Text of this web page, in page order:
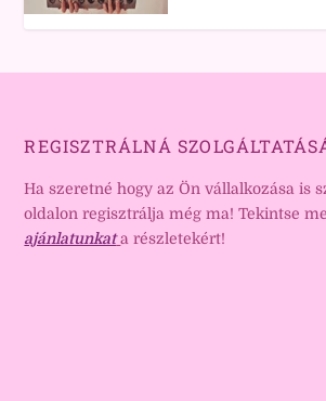
REGISZTRÁLNÁ
Ha szeretné hogy az Ön vállalkozása is
oldalon regisztrálja még ma! Tekintse
ajánlatunkat a részletekért!